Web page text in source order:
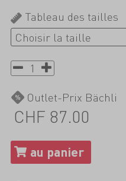
Tableau des tailles
Outlet-Prix Bächli
CHF 87.00